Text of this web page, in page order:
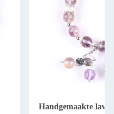
Handgemaakte